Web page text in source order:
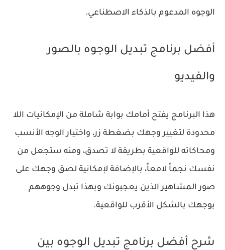
الوجوه المدعوم بالذكاء الاصطناعي.
أفضل برنامج تبديل الوجوه بالصور
والفيديو
هذا البرنامج يفتح أمامك بوابة شاملة من الإمكانيات اللا
محدودة لتغيير وجهك بضغطة زر، واختيار الوجه الأنسب
ومحاكاته للواقعية بطريقة لا تصدق، ومنه ستجعل من
نفسك نجماً لامعاً، بالإضافة لإمكانية لصق وجهك على
صور المشاهير الذين يعجبونك وبهذا تبدل وجوههم
بوجهك بالشكل الأقرب للواقعية.
شرح أفضل برنامج تبديل الوجوه بين